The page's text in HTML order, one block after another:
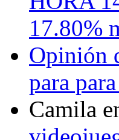
17.80%
Opinión
para
Camila